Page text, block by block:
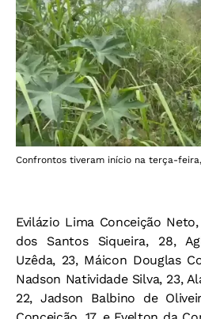
Confrontos tiveram início na terça-
Evilázio Lima Conceição
dos Santos Siqueira, 28,
Uzêda, 23, Máicon Douglas
Nadson Natividade Silva, 23,
22, Jadson Balbino de